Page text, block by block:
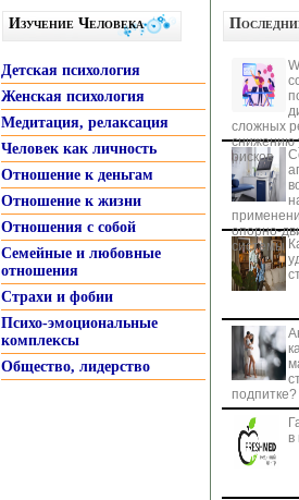
Изучение Человека
Детская психология
Женская психология
Медитация, релаксация
Человек как личность
Отношение к деньгам
Отношение к жизни
Отношения с собой
Семейные и любовные
отношения
Страхи и фобии
Психо-эмоциональные
комплексы
Общество, лидерство
сложных
снижению
рисков
опорно-
системы
подпитке?
в